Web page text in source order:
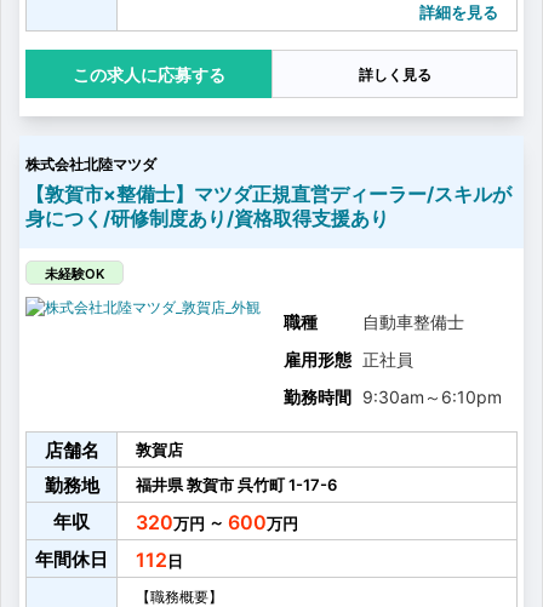
・お客様へ車検の点検結果と部品交換の説明
・故障診断や重整備の補助
・販売車両の付属品取付け
・お客様からの要望対応、アドバイス提供
詳細を見る
応募する 詳しく見る
株式会社北陸マツダ
【敦賀市×整備士】マツダ正規直営ディーラー/スキルが
身につく/研修制度あり/資格取得支援あり
未経験OK
職種
自動車整備士
雇用形態 正社員
勤務時間 9:30am ～ 6:10pm
店舗名 敦賀店
勤務地 福井県敦賀市呉竹町1-17-6
年収 320 ～ 600
年間休日 112
【職務概要】